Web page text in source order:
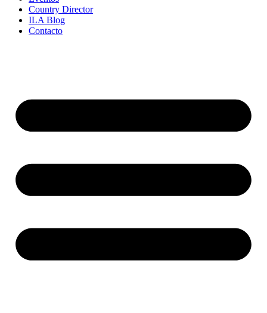
Country Director
ILA Blog
Contacto